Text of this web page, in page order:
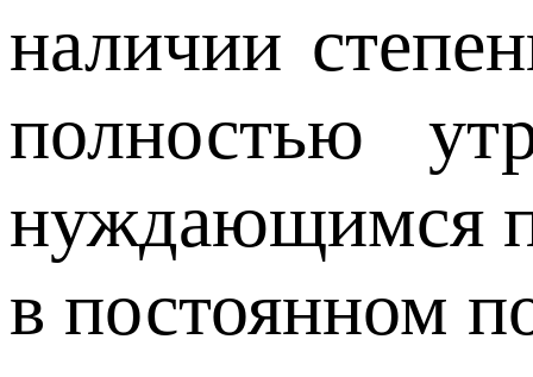
наличии
полностью
нуждающимся
в постоянном